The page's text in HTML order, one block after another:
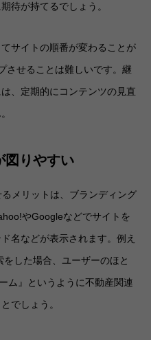
待が持てるでしょう。
サイトの順番が変わることが
させることは難しいです。継
、定期的にコンテンツの見直
図りやすい
メリットは、ブランディング
やGoogleなどでサイトを
名などが表示されます。例え
した場合、ユーザーのほと
ム』というように不動産関連
でしょう。